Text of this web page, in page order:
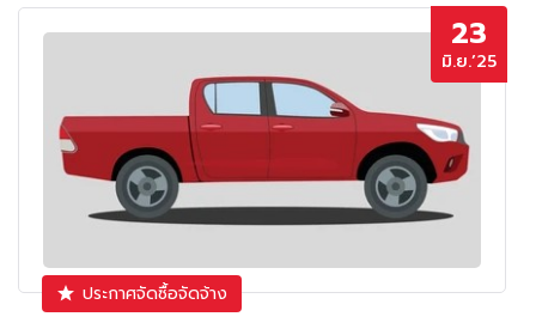
23
มิ.ย.’25
ประกาศจัดซื้อจัดจ้าง